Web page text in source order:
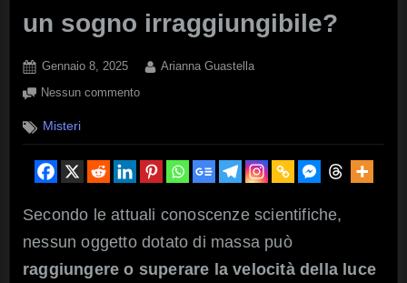
un sogno irraggiungibile?
Posted
on
Gennaio 8, 2025 By
Arianna Guastella
Nessun commentosu
velocità
della
luce:
un
sogno
irraggiungibile?
Misteri
Secondo le attuali conoscenze scientifiche,
nessun oggetto dotato di massa può
raggiungere o superare la velocità della luce